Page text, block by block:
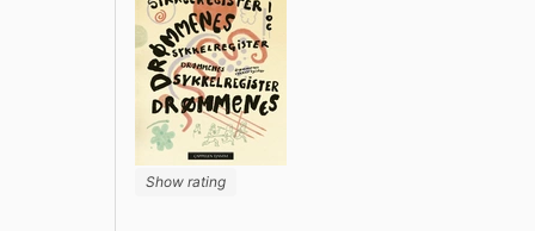
Show rating